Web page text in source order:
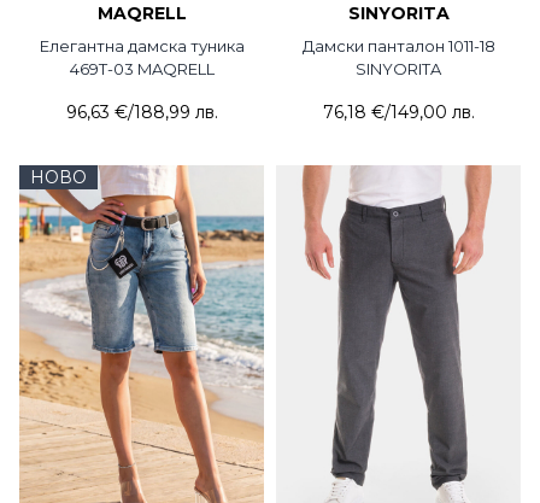
MAQRELL
Елегантна дамска туника
469T-03 MAQRELL
96,63 €/188,99 лв.
SINYORITA
Дамски панталон 1011-18
SINYORITA
76,18 €/149,00 лв.
НОВО